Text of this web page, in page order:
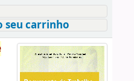
seu carrinho